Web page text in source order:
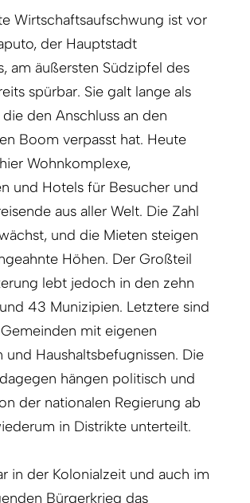
Wirtschaftsaufschwung ist vor
der Hauptstadt
am äußersten Südzipfel des
spürbar. Sie galt lange als
den Anschluss an den
Boom verpasst hat. Heute
Wohnkomplexe,
und Hotels für Besucher und
aus aller Welt. Die Zahl
und die Mieten steigen
Höhen. Der Großteil
lebt jedoch in den zehn
43 Munizipien. Letztere sind
mit eigenen
und Haushaltsbefugnissen. Die
hängen politisch und
der nationalen Regierung ab
in Distrikte unterteilt.
in der Kolonialzeit und auch im
Bürgerkrieg das